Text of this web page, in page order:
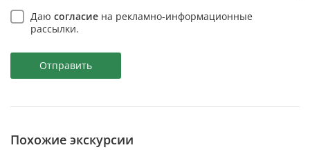
Даю согласие на рекламно-информационные
рассылки.
Отправить
Похожие экскурсии